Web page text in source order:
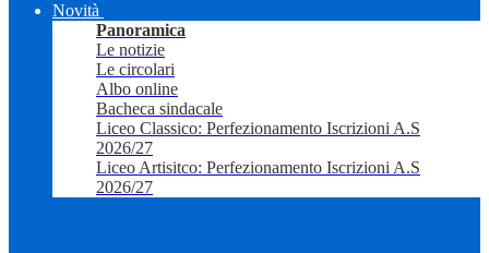
Novità
Panoramica
Le notizie
Le circolari
Albo online
Bacheca sindacale
Liceo Classico: Perfezionamento Iscrizioni A.S
2026/27
Liceo Artisitco: Perfezionamento Iscrizioni A.S
2026/27